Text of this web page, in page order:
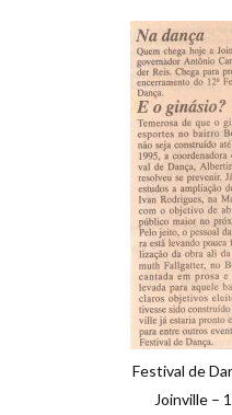
Festival de
Joinville –